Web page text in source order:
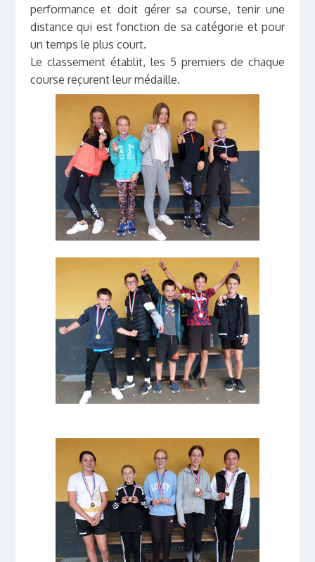
performance et doit gérer sa course, tenir une
distance qui est fonction de sa catégorie et pour
un temps le plus court.
Le classement établit, les 5 premiers de chaque
course reçurent leur médaille.